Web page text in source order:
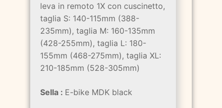
leva in remoto 1X con cuscinetto,
taglia S: 140-115mm (388-
235mm), taglia M: 160-135mm
(428-255mm), taglia L: 180-
155mm (468-275mm), taglia XL:
210-185mm (528-305mm)
Sella : E-bike MDK black